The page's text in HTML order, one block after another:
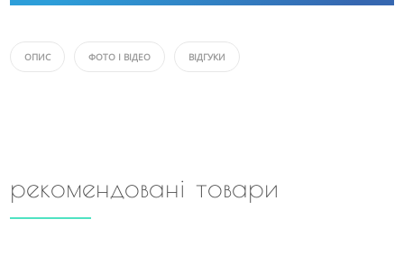
ОПИС ФОТО І ВІДЕО ВІДГУКИ
рекомендовані товари